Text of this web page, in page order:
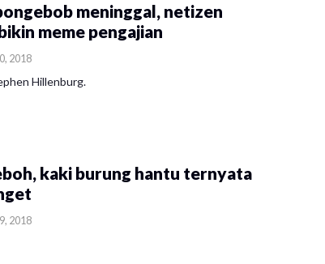
meninggal, netizen
meme pengajian
2018
Hillenburg.
kaki burung hantu ternyata
2018